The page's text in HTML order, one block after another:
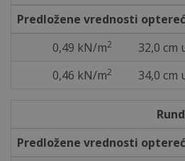
Predložene vrednosti
0,49 kN/m2
32,0 cm
0,46 kN/m2 34,0 cm
Predložene vrednosti